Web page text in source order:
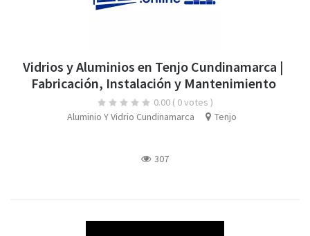
Vidrios y Aluminios en Tenjo Cundinamarca |
Fabricación, Instalación y Mantenimiento
0.00 ( 0 votes )
Aluminio Y Vidrio Cundinamarca
Tenjo
307